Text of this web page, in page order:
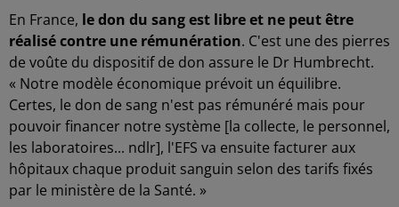
En France, le don du sang est libre et ne peut être
réalisé contre une rémunération. C'est une des pierres
de voûte du dispositif de don assure le Dr Humbrecht.
« Notre modèle économique prévoit un équilibre.
Certes, le don de sang n'est pas rémunéré mais pour
pouvoir financer notre système [la collecte, le personnel,
les laboratoires... ndlr], l'EFS va ensuite facturer aux
hôpitaux chaque produit sanguin selon des tarifs fixés
par le ministère de la Santé. »